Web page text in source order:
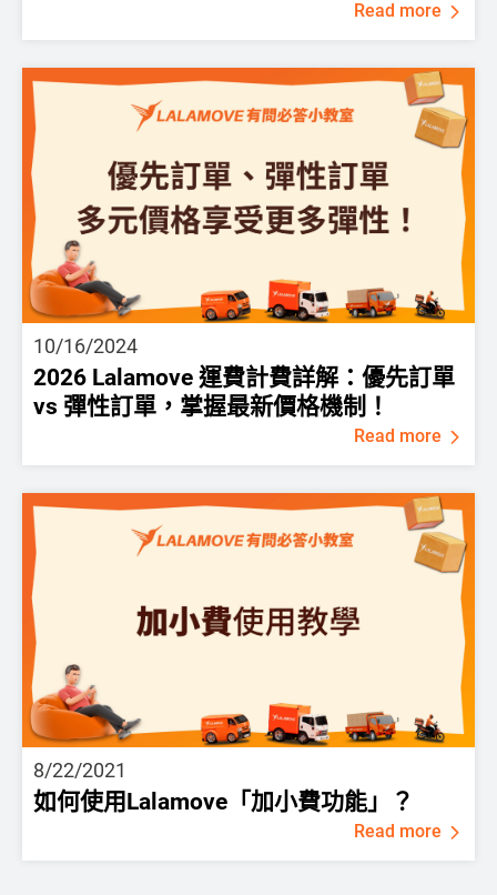
Read more
10/16/2024
2026 Lalamove 運費計費詳解：優先訂單
vs 彈性訂單，掌握最新價格機制！
Read more
8/22/2021
如何使用Lalamove「加小費功能」？
Read more